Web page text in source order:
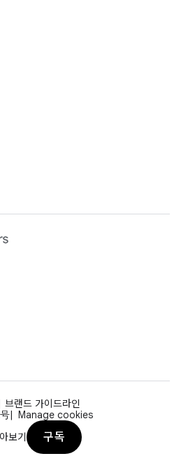
브랜드 가이드라인
Manage cookies
보기
구독